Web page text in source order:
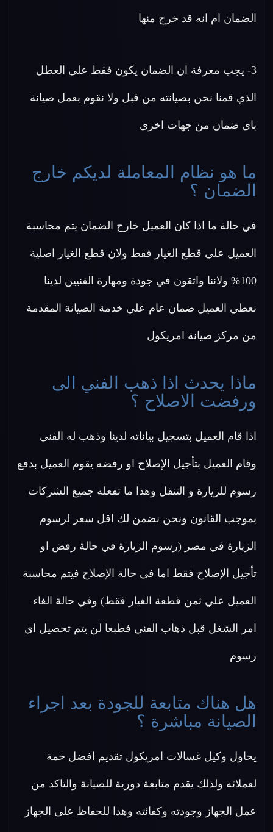
الضمان ام انه قد خرج منها
3- يجب معرفة ان الضمان يكون فقط علي العطل
الذي قمنا نحن بصيانته من قبل ولا نقوم بعمل صيانة
باى ضمان من جهات اخرى
ما هو نظام المعاملة لديكم خارج
الضمان ؟
في حالة ما اذا كان العميل خارج الضمان يتم محاسبة
العميل علي قطع الغيار فقط ولان قطع الغيار اصلية
100% ولاننا واثقون في جودة ومهارة الفنيين لدينا
نعطي العميل ضمان عام علي خدمة الصيانة المقدمة
من مركز صيانة امريكول
ماذا يحدث اذا ذهب الفني الى
ورفضت الاصلاح ؟
اذا قام العميل بتسجيل بياناته لدينا وذهب له الفني
وقام العميل بتأجيل الإصلاح او رفضه يقوم العميل بدفع
رسوم للزيارة و التنقل وهذا ما تفعله جميع الشركات
بموجب القانون ونحن نضمن لك اقل سعر لرسوم
الزيارة في مصر (رسوم الزيارة في حالة رفض او
تأجيل الإصلاح فقط اما في حالة الإصلاح فيتم محاسبة
العميل علي ثمن قطعة الغيار فقط) وفي حالة الغاء
امر الشغل قبل ذهاب الفني فطبعا لن يتم تحصيل اي
رسوم
هل هناك متابعة للجودة بعد اجراء
الصيانة مباشرة ؟
يحاول وكيل غسالات امريكول تقديم افضل خمة
لعملائه ولذلك يقدم متابعة دورية للصيانة والتاكد من
عمل الجهاز وجودته وكفائته وهذا للحفاظ على الجهاز